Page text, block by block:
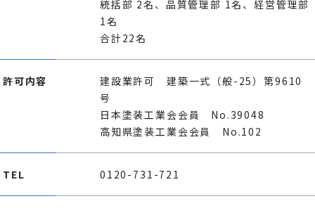
統括部 2名、品質管理部 1名、経営管理部
1名
合計22名
許可内容
建設業許可 建築一式（般-25）第9610
号
日本塗装工業会会員 No.39048
高知県塗装工業会会員 No.102
TEL 0120-731-721